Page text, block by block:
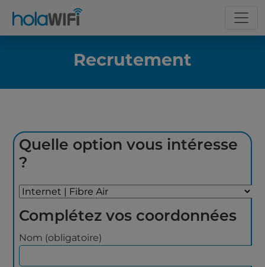
Recrutement
Quelle option vous intéresse
?
Complétez vos coordonnées
Nom (obligatoire)